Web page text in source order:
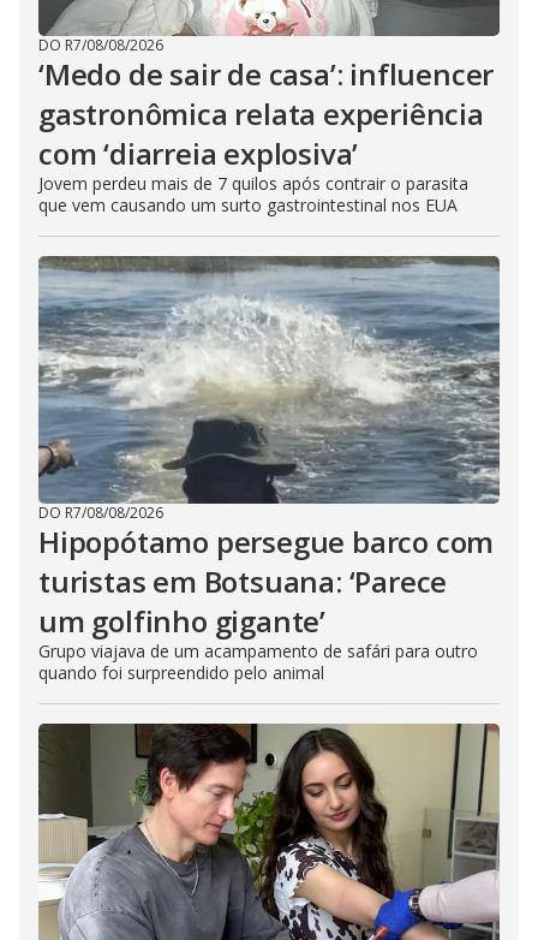
DO R7/08/08/2026
‘Medo de sair de casa’: influencer
gastronômica relata experiência
com ‘diarreia explosiva’
Jovem perdeu mais de 7 quilos após contrair o parasita
que vem causando um surto gastrointestinal nos EUA
DO R7/08/08/2026
Hipopótamo persegue barco com
turistas em Botsuana: ‘Parece
um golfinho gigante’
Grupo viajava de um acampamento de safári para outro
quando foi surpreendido pelo animal